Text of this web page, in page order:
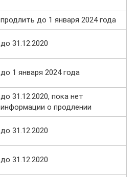
продлить до 1 января 2024 года
до 31.12.2020
до 1 января 2024 года
до 31.12.2020, пока нет
информации о продлении
до 31.12.2020
до 31.12.2020